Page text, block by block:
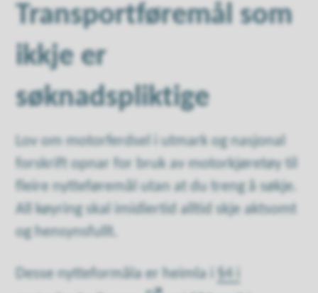
Transportføremål som
ikkje er
søknadspliktige
Lov om motorferdsel i utmark og nasjonal
forskrift opnar for bruk av motorkjøretøy til
fleire nytteføremål utan at du treng å søkje.
All køyring skal imidlertid alltid skje aktsomt
og hensynsfullt.
Desse nytteformåla er heimla i
§4 i